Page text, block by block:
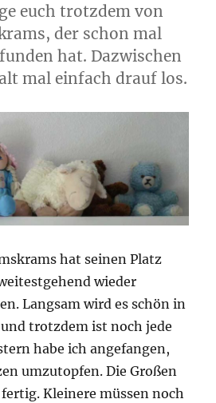
euch trotzdem von
der schon mal
hat. Dazwischen
mal einfach drauf los.
hat seinen Platz
wieder
Langsam wird es schön in
trotzdem ist noch jede
habe ich angefangen,
umzutopfen. Die Großen
Kleinere müssen noch